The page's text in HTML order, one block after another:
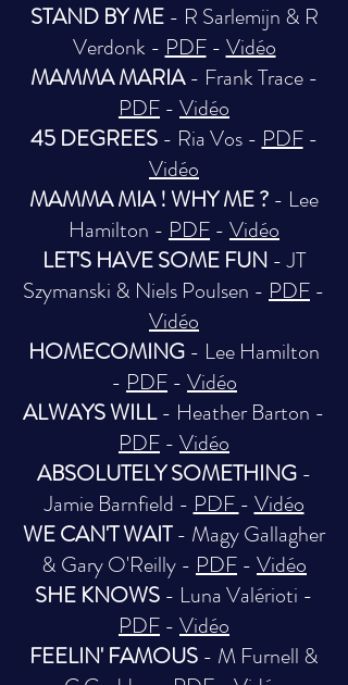
STAND BY ME- R Sarlemijn & R
Verdonk -PDF-Vidéo
MAMMA MARIA- Frank Trace -
PDF - Vidéo
45 DEGREES- Ria Vos -PDF-
Vidéo
MAMMA MIA ! WHY ME ? - Lee
Hamilton - PDF - Vidéo
LET'S HAVE SOME FUN - JT
Szymanski & Niels Poulsen - PDF -
Vidéo
HOMECOMING - Lee Hamilton
- PDF - Vidéo
ALWAYS WILL- Heather Barton -
PDF - Vidéo
ABSOLUTELY SOMETHING-
Jamie Barnfield -PDF-Vidéo
WE CAN'T WAIT- Magy Gallagher
& Gary O'Reilly - PDF - Vidéo
SHE KNOWS - Luna Valérioti -
PDF - Vidéo
FEELIN' FAMOUS - M Furnell &